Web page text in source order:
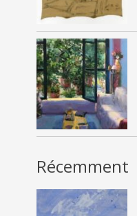
Récemment